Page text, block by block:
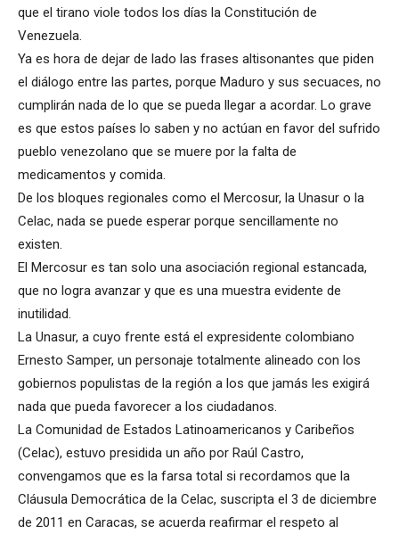
que el tirano viole todos los días la Constitución de
Venezuela.
Ya es hora de dejar de lado las frases altisonantes que piden
el diálogo entre las partes, porque Maduro y sus secuaces, no
cumplirán nada de lo que se pueda llegar a acordar. Lo grave
es que estos países lo saben y no actúan en favor del sufrido
pueblo venezolano que se muere por la falta de
medicamentos y comida.
De los bloques regionales como el Mercosur, la Unasur o la
Celac, nada se puede esperar porque sencillamente no
existen.
El Mercosur es tan solo una asociación regional estancada,
que no logra avanzar y que es una muestra evidente de
inutilidad.
La Unasur, a cuyo frente está el expresidente colombiano
Ernesto Samper, un personaje totalmente alineado con los
gobiernos populistas de la región a los que jamás les exigirá
nada que pueda favorecer a los ciudadanos.
La Comunidad de Estados Latinoamericanos y Caribeños
(Celac), estuvo presidida un año por Raúl Castro,
convengamos que es la farsa total si recordamos que la
Cláusula Democrática de la Celac, suscripta el 3 de diciembre
de 2011 en Caracas, se acuerda reafirmar el respeto al